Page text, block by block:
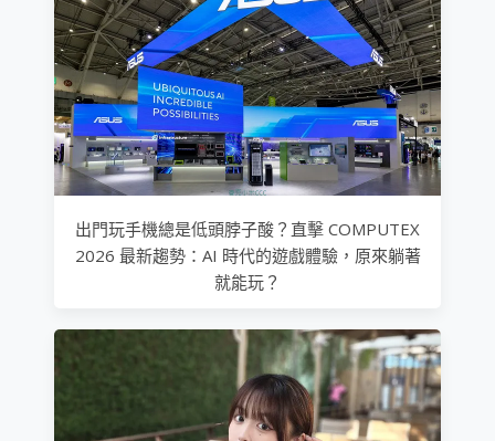
出門玩手機總是低頭脖子酸？直擊 COMPUTEX
2026 最新趨勢：AI 時代的遊戲體驗，原來躺著
就能玩？